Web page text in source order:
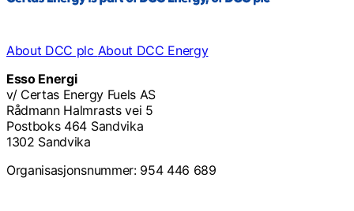
About DCC plc About DCC Energy
Esso Energi
v/ Certas Energy Fuels AS
Rådmann Halmrasts vei 5
Postboks 464 Sandvika
1302 Sandvika
Organisasjonsnummer: 954 446 689